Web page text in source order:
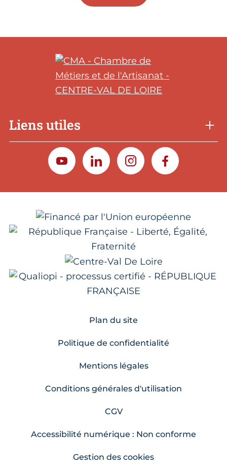
Liens utiles
YOUTUBELINKEDININSTAGRAMFACEBOOK
Plan du site
Politique de confidentialité
Mentions légales
Conditions générales d'utilisation
CGV
Accessibilité numérique : Non conforme
Gestion des cookies